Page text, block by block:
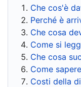
Che cos'è
Perché è
Che cosa
Come si
Che cosa
Come
Costi della